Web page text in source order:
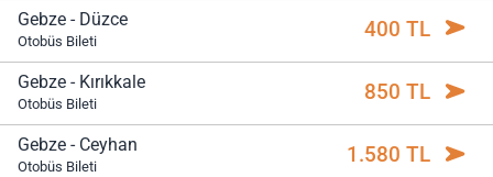
Gebze - Düzce
Otobüs Bileti 400 TL
Gebze - Kırıkkale
Otobüs Bileti 850 TL
Gebze - Ceyhan
Otobüs Bileti 1.580 TL